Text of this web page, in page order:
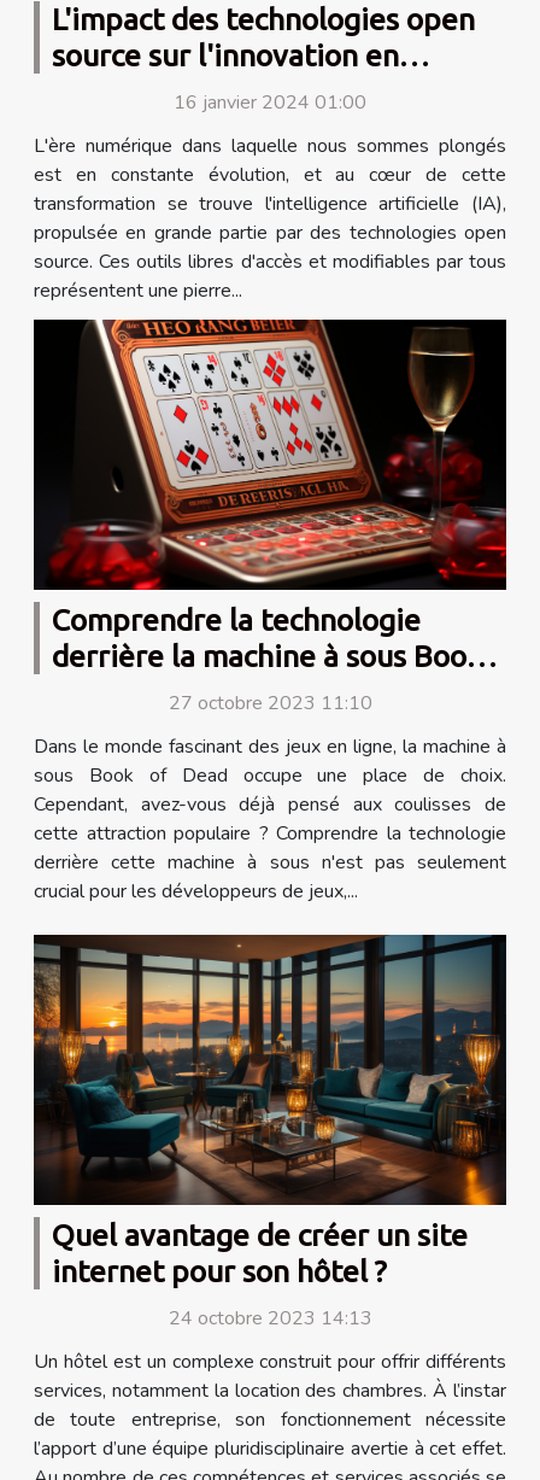
L'impact des technologies open
source sur l'innovation en
intelligence artificielle
16 janvier 2024 01:00
L'ère numérique dans laquelle nous sommes plongés
est en constante évolution, et au cœur de cette
transformation se trouve l'intelligence artificielle (IA),
propulsée en grande partie par des technologies open
source. Ces outils libres d'accès et modifiables par tous
représentent une pierre...
Comprendre la technologie
derrière la machine à sous Book
27 octobre 2023 11:10
Dans le monde fascinant des jeux en ligne, la machine à
sous Book of Dead occupe une place de choix.
Cependant, avez-vous déjà pensé aux coulisses de
cette attraction populaire ? Comprendre la technologie
derrière cette machine à sous n'est pas seulement
crucial pour les développeurs de jeux,...
Quel avantage de créer un site
internet pour son hôtel ?
24 octobre 2023 14:13
Un hôtel est un complexe construit pour offrir différents
services, notamment la location des chambres. À l’instar
de toute entreprise, son fonctionnement nécessite
l’apport d’une équipe pluridisciplinaire avertie à cet effet.